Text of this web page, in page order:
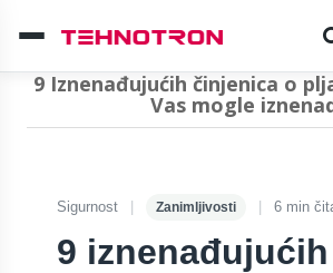
9 Iznenađujućih činjenica o
Vas mogle
Sigurnost Zanimljivosti 6 min
9 iznenađujućih